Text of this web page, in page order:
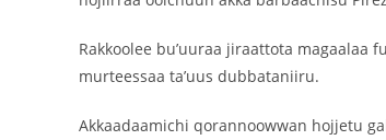
Rakkoolee bu’uuraa jiraattota
murteessaa ta’uus dubbataniiru.
Akkaadaamichi qorannoowwan hojjetu